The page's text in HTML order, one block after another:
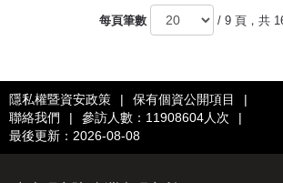
每頁筆數
/ 9 頁，共
隱私權暨資安政策 | 保有個資公開項目
|
聯絡我們
| 參訪人數：11908604人次
|
最後更新：2026-08-08